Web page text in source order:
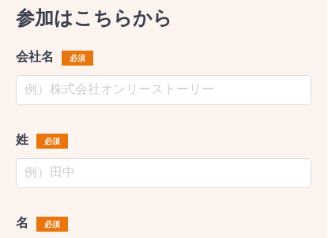
参加はこちらから
会社名 必須
姓 必須
名 必須